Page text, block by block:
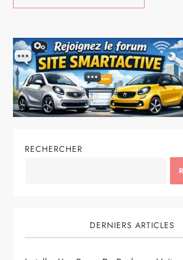
RECHERCHER
DERNIERS ARTICLES